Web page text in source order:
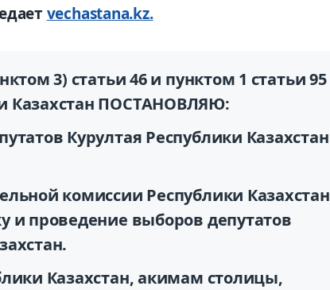
vechastana.kz.
3) статьи 46 и пунктом 1 статьи 95
Казахстан ПОСТАНОВЛЯЮ:
Курултая Республики Казахстан
комиссии Республики Казахстан
и проведение выборов депутатов
Казахстан, акимам столицы,